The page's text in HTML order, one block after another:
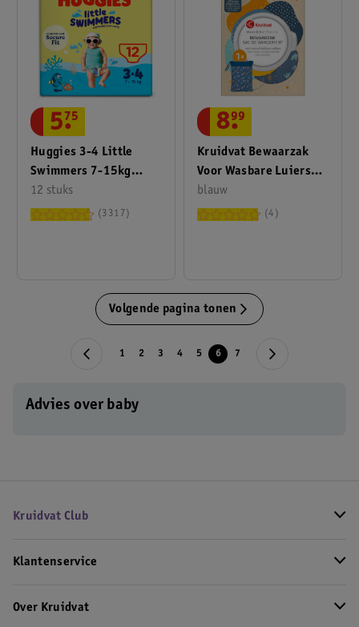
Huggies 3-4 Little
Swimmers 7-15kg
Zwemluiers
12 stuks
5.
75
3317
Kruidvat Bewaarzak
Voor Wasbare Luiers
Met Plantenprint
blauw
8.
99
4
Volgende pagina tonen
1 2 3 4 5 6 7
Advies over baby
Kruidvat Club
Klantenservice
Over Kruidvat